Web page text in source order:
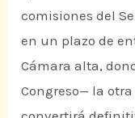
comisiones del
en un plazo de
Cámara alta,
Congreso— la